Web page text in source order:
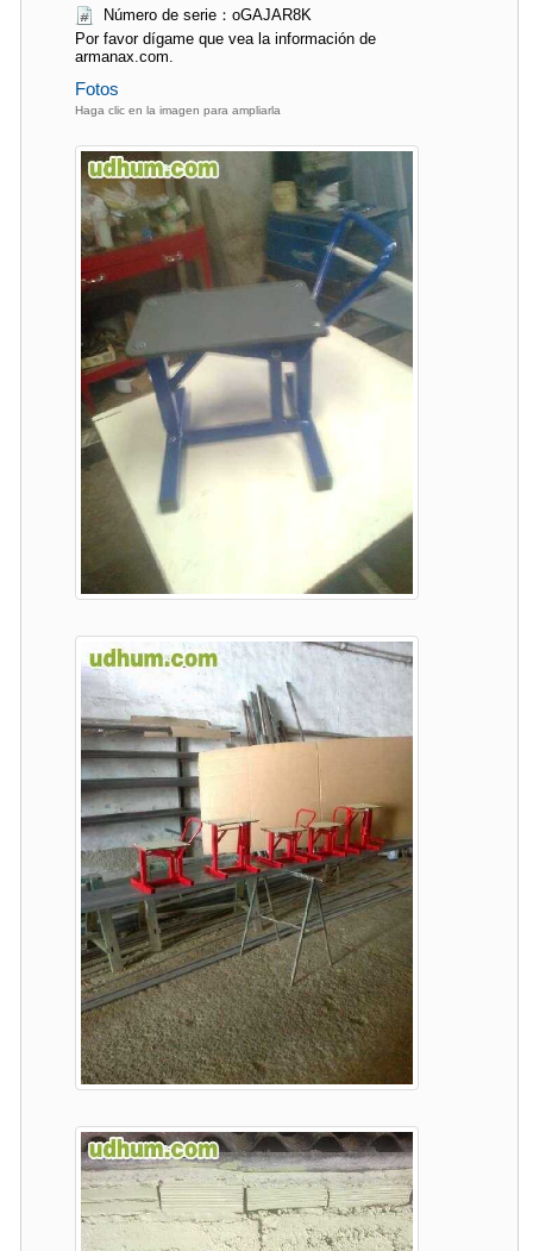
Número de serie：oGAJAR8K
Por favor dígame que vea la información de
armanax.com.
Fotos
Haga clic en la imagen para ampliarla